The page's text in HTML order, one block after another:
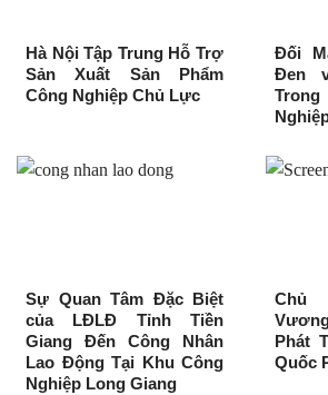
Hà Nội Tập Trung Hỗ Trợ
Sản Xuất Sản Phẩm
Công Nghiệp Chủ Lực
Đối
Đen
Sự Quan Tâm Đặc Biệt
của LĐLĐ Tỉnh Tiền
Giang Đến Công Nhân
Lao Động Tại Khu Công
Nghiệp Long Giang
Chủ
Phát
Quốc